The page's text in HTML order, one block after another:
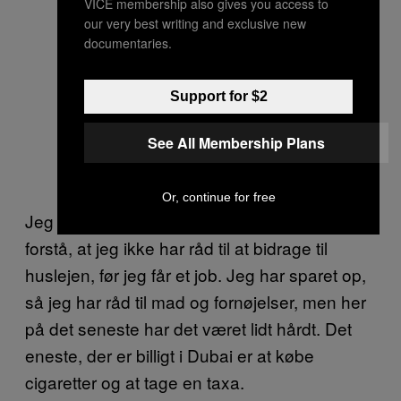
Jeg bor hos en dansk ven, som godt kan
forstå, at jeg ikke har råd til at bidrage til
huslejen, før jeg får et job. Jeg har sparet op,
så jeg har råd til mad og fornøjelser, men her
på det seneste har det været lidt hårdt. Det
eneste, der er billigt i Dubai er at købe
cigaretter og at tage en taxa.
our very best writing and exclusive new
documentaries.
Support for $2
See All Membership Plans
Or, continue for free